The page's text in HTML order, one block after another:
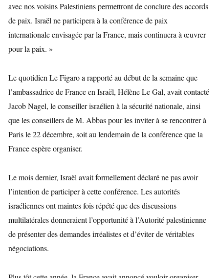
avec nos voisins Palestiniens permettront de conclure des accords
de paix. Israël ne participera à la conférence de paix
internationale envisagée par la France, mais continuera à œuvrer
pour la paix. »
Le quotidien Le Figaro a rapporté au début de la semaine que
l’ambassadrice de France en Israël, Hélène Le Gal, avait contacté
Jacob Nagel, le conseiller israélien à la sécurité nationale, ainsi
que les conseillers de M. Abbas pour les inviter à se rencontrer à
Paris le 22 décembre, soit au lendemain de la conférence que la
France espère organiser.
Le mois dernier, Israël avait formellement déclaré ne pas avoir
l’intention de participer à cette conférence. Les autorités
israéliennes ont maintes fois répété que des discussions
multilatérales donneraient l’opportunité à l’Autorité palestinienne
de présenter des demandes irréalistes et d’éviter de véritables
négociations.